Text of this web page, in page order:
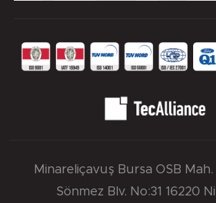
Minareliçavuş Bursa OSB
Sönmez Blv. No:31 16220